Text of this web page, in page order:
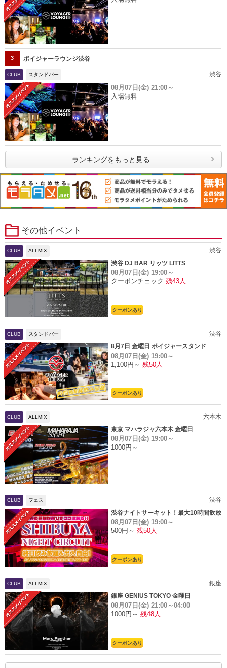
3 ボイジャーラウンジ渋谷
CLUB スタンドバー 渋谷
08月07日(金) 21:00～
入場無料
ランキングをもっと見る
その他イベント
CLUB ALLMIX
渋谷
渋谷 DJ BAR リッツ LITTS
08月07日(金) 19:00～
クーポンチェック 残43人
クーポンあり
CLUB スタンドバー
渋谷
8月7日 金曜日 ボイジャースタンド
08月07日(金) 19:00～
1,100円～ 残50人
クーポンあり
CLUB ALLMIX
六本木
東京 マハラジャ六本木 金曜日
08月07日(金) 19:00～
1000円～
CLUB フェス
渋谷
渋谷ナイトサーキット！最大10時間飲放
題
08月07日(金) 19:00～
500円～ 残50人
クーポンあり
CLUB ALLMIX
銀座
銀座 GENIUS TOKYO 金曜日
08月07日(金) 21:00～04:00
1000円～ 残48人
クーポンあり